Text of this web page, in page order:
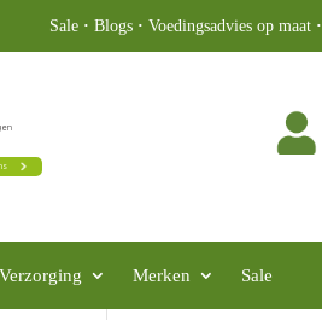
Sale· Blogs· Voedingsadvies op maat·
Verzorging Merken Sale